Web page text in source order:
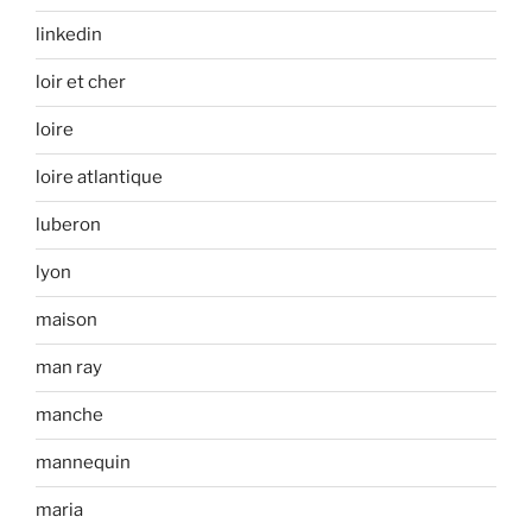
linkedin
loir et cher
loire
loire atlantique
luberon
lyon
maison
man ray
manche
mannequin
maria